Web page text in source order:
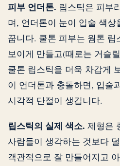
피부 언더톤. 립스틱은 피부
며, 언더톤이 눈이 입술 색
꿉니다. 쿨톤 피부는 웜톤 립
보이게 만들고(때로는 거슬
쿨톤 립스틱을 더욱 차갑게
이 언더톤과 충돌하면, 입술
시각적 단절이 생깁니다.
립스틱의 실제 색소. 제형은
사람들이 생각하는 것보다
객관적으로 잘 만들어지고